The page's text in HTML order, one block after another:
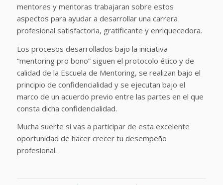
mentores y mentoras trabajaran sobre estos
aspectos para ayudar a desarrollar una carrera
profesional satisfactoria, gratificante y enriquecedora.
Los procesos desarrollados bajo la iniciativa
“mentoring pro bono” siguen el protocolo ético y de
calidad de la Escuela de Mentoring, se realizan bajo el
principio de confidencialidad y se ejecutan bajo el
marco de un acuerdo previo entre las partes en el que
consta dicha confidencialidad.
Mucha suerte si vas a participar de esta excelente
oportunidad de hacer crecer tu desempeño
profesional.